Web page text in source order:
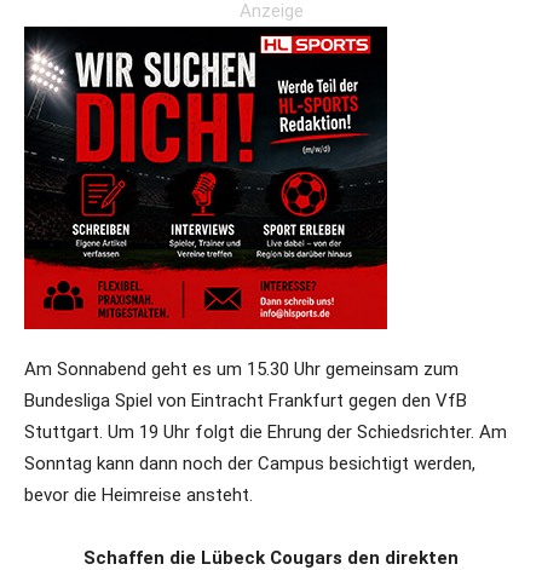
Anzeige
Am Sonnabend geht es um 15.30 Uhr gemeinsam zum
Bundesliga Spiel von Eintracht Frankfurt gegen den VfB
Stuttgart. Um 19 Uhr folgt die Ehrung der Schiedsrichter. Am
Sonntag kann dann noch der Campus besichtigt werden,
bevor die Heimreise ansteht.
Schaffen die Lübeck Cougars den direkten